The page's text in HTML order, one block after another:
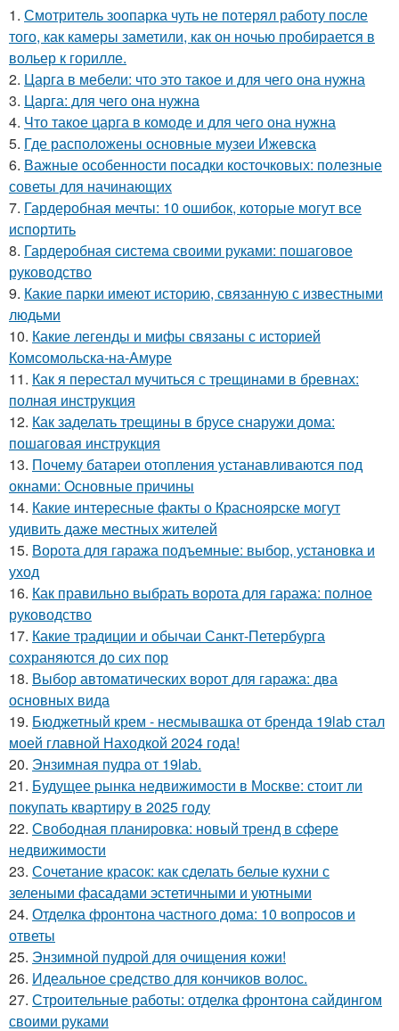
1. Смотритель зоопарка чуть не потерял работу после
того, как камеры заметили, как он ночью пробирается в
вольер к горилле.
2. Царга в мебели: что это такое и для чего она нужна
3. Царга: для чего она нужна
4. Что такое царга в комоде и для чего она нужна
5. Где расположены основные музеи Ижевска
6. Важные особенности посадки косточковых: полезные
советы для начинающих
7. Гардеробная мечты: 10 ошибок, которые могут все
испортить
8. Гардеробная система своими руками: пошаговое
руководство
9. Какие парки имеют историю, связанную с известными
людьми
10. Какие легенды и мифы связаны с историей
Комсомольска-на-Амуре
11. Как я перестал мучиться с трещинами в бревнах:
полная инструкция
12. Как заделать трещины в брусе снаружи дома:
пошаговая инструкция
13. Почему батареи отопления устанавливаются под
окнами: Основные причины
14. Какие интересные факты о Красноярске могут
удивить даже местных жителей
15. Ворота для гаража подъемные: выбор, установка и
уход
16. Как правильно выбрать ворота для гаража: полное
руководство
17. Какие традиции и обычаи Санкт-Петербурга
сохраняются до сих пор
18. Выбор автоматических ворот для гаража: два
основных вида
19. Бюджетный крем - несмывашка от бренда 19lab стал
моей главной Находкой 2024 года!
20. Энзимная пудра от 19lab.
21. Будущее рынка недвижимости в Москве: стоит ли
покупать квартиру в 2025 году
22. Свободная планировка: новый тренд в сфере
недвижимости
23. Сочетание красок: как сделать белые кухни с
зелеными фасадами эстетичными и уютными
24. Отделка фронтона частного дома: 10 вопросов и
ответы
25. Энзимной пудрой для очищения кожи!
26. Идеальное средство для кончиков волос.
27. Строительные работы: отделка фронтона сайдингом
своими руками